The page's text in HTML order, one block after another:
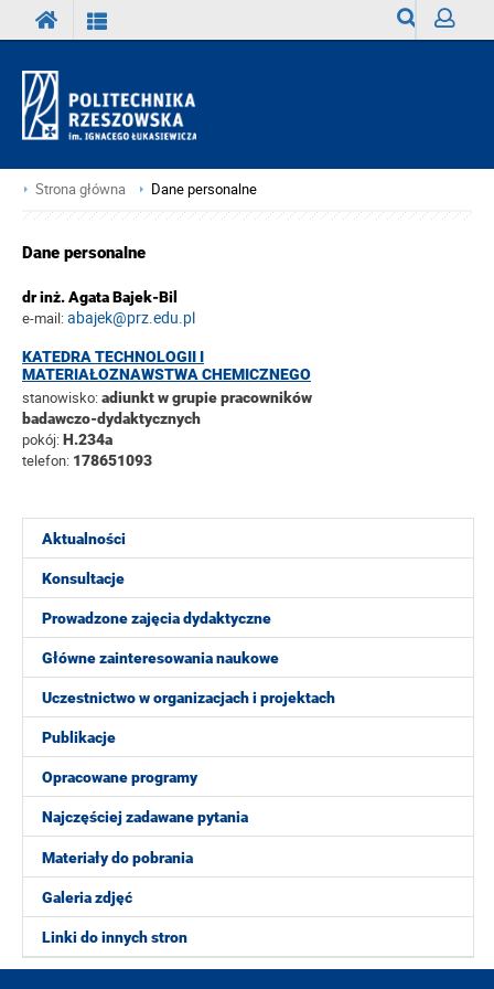
Strona główna Dane personalne
Aktualności
Konsultacje
Prowadzone zajęcia dydaktyczne
Główne zainteresowania naukowe
Uczestnictwo w organizacjach i projektach
Publikacje
Opracowane programy
Najczęściej zadawane pytania
Materiały do pobrania
Galeria zdjęć
Linki do innych stron
Dane personalne
dr inż. Agata Bajek-Bil
e-mail:abajek@prz.edu.pl
KATEDRA TECHNOLOGII I
MATERIAŁOZNAWSTWA CHEMICZNEGO
stanowisko:adiunkt w grupie pracowników
badawczo-dydaktycznych
pokój:H.234a
telefon: 178651093